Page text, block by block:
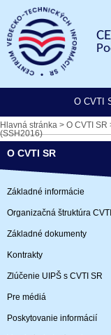
O CVTI
Hlavná stránka > O CVTI SR
(SSH2016)
O CVTI SR
Základné informácie
Organizačná štruktúra
Základné dokumenty
Kontrakty
Zlúčenie UIPŠ s CVTI SR
Pre médiá
Poskytovanie informácií